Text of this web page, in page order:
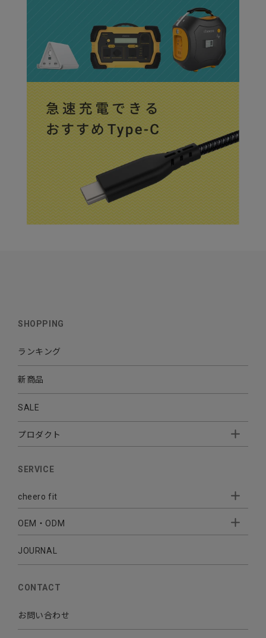
SHOPPING
ランキング
新商品
SALE
プロダクト
AUDIO
CABLE CHARGER
Sleepion
MOBILE
SERVICE
cheero fit
- Sleepion3
- 軟骨伝導式集音器
OEM・ODM
- OEM・ODM 開発
JOURNAL
CONTACT
お問い合わせ